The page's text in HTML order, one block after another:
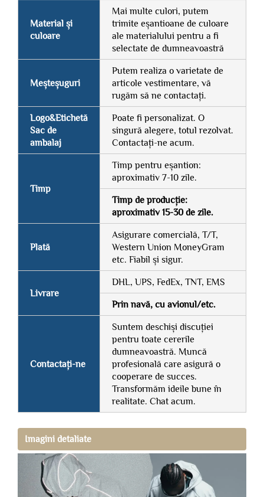
Material și
culoare
Mai multe culori, putem
trimite eșantioane de culoare
ale materialului pentru a fi
selectate de dumneavoastră
Meșteșuguri
Putem realiza o varietate de
articole vestimentare, vă
rugăm să ne contactați.
Logo&Etichetă
Sac de
ambalaj
Poate fi personalizat. O
singură alegere, totul rezolvat.
Contactați-ne acum.
Timp
Timp pentru eșantion:
aproximativ 7-10 zile.
Timp de producție:
aproximativ 15-30 de zile.
Plată
Asigurare comercială, T/T,
Western Union MoneyGram
etc. Fiabil și sigur.
Livrare
DHL, UPS, FedEx, TNT, EMS
Prin navă, cu avionul/etc.
Contactați-ne
Suntem deschiși discuției
pentru toate cererile
dumneavoastră. Muncă
profesională care asigură o
cooperare de succes.
Transformăm ideile bune în
realitate. Chat acum.
Imagini detaliate